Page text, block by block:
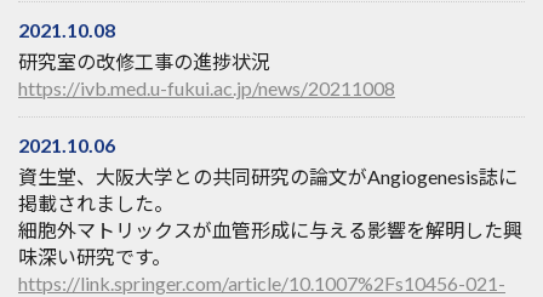
2021.10.08
研究室の改修工事の進捗状況
https://ivb.med.u-fukui.ac.jp/news/20211008
2021.10.06
資生堂、大阪大学との共同研究の論文がAngiogenesis誌に
掲載されました。
細胞外マトリックスが血管形成に与える影響を解明した興
味深い研究です。
https://link.springer.com/article/10.1007%2Fs10456-021-